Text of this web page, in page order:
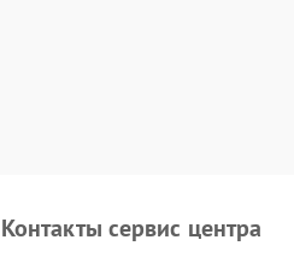
Контакты сервис центра